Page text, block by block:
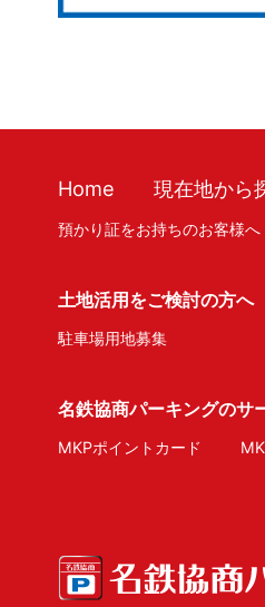
Home 現在地から
預かり証をお持ちのお客様へ
土地活用をご検討の方へ
駐車場用地募集
名鉄協商パーキングのサ
MKPポイントカード